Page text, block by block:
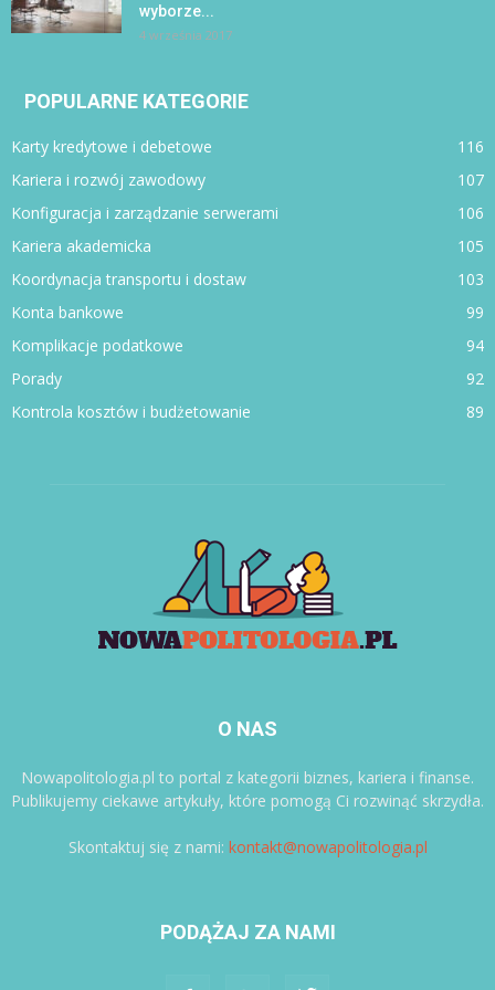
wyborze...
4 września 2017
POPULARNE KATEGORIE
Karty kredytowe i debetowe
116
Kariera i rozwój zawodowy
107
Konfiguracja i zarządzanie serwerami
106
Kariera akademicka
105
Koordynacja transportu i dostaw
103
Konta bankowe
99
Komplikacje podatkowe
94
Porady
92
Kontrola kosztów i budżetowanie
89
O NAS
Nowapolitologia.pl to portal z kategorii biznes, kariera i finanse.
Publikujemy ciekawe artykuły, które pomogą Ci rozwinąć skrzydła.
Skontaktuj się z nami: kontakt@nowapolitologia.pl
PODĄŻAJ ZA NAMI